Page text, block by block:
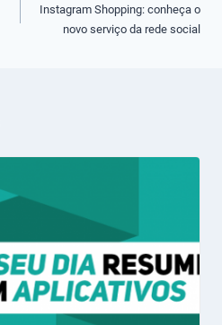
Instagram Shopping: conheça o
novo serviço da rede social